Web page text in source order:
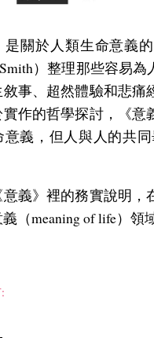
是關於人類生命意義
Smith）整理那些容易
事、超然體驗和悲
作的哲學探討，《
意義，但人與人的共
義》裡的務實說明，
（meaning of life）領